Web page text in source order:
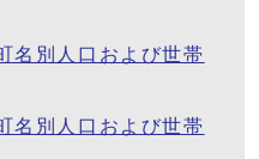
別人口および世帯
別人口および世帯